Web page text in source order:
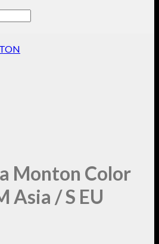
Monton Color
Asia / S EU